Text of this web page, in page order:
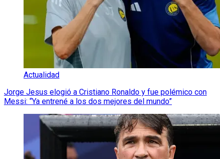
Actualidad
Jorge Jesus elogió a Cristiano Ronaldo y fue polémico con
Messi: “Ya entrené a los dos mejores del mundo”